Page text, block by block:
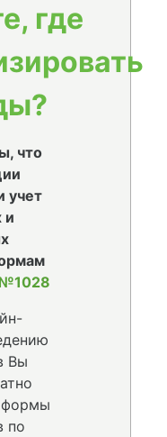
где
что
учет
и
Вы
формы
по